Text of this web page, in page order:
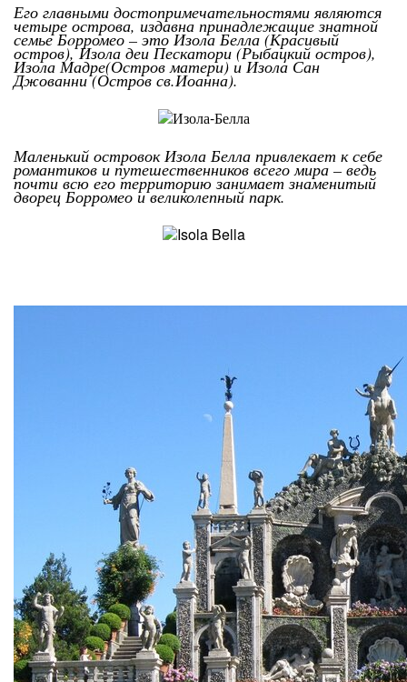
Его главными достопримечательностями являются
четыре острова, издавна принадлежащие знатной
семье Бoрромео – это Изола Белла (Красивый
остров), Изола деи Пескатори (Рыбацкий остров),
Изола Мадре(Остров матери) и Изола Сан
Джованни (Остров св.Иоанна).
Маленький островок Изола Белла привлекает к себе
романтиков и путешественников всего мира – ведь
почти всю его территорию занимает знаменитый
дворец Борромео и великолепный парк.